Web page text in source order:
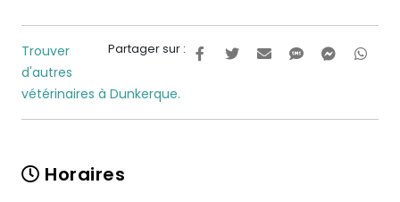
Partager sur :
Trouver
d'autres
vétérinaires à Dunkerque.
Horaires